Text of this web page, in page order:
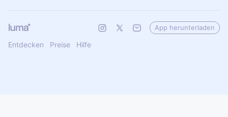
Entdecken Preise Hilfe
App herunterladen